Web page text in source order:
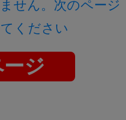
せん。次のページ
ください
ジ